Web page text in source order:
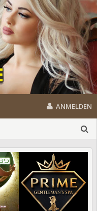
ANMELDEN